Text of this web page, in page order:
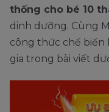
thống cho bé 10
dinh dưỡng. Cùng
công thức chế biến
gia trong bài viết